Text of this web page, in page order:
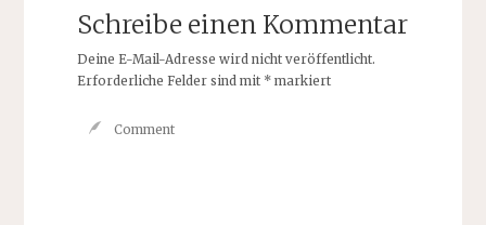
Schreibe einen Kommentar
Deine E-Mail-Adresse wird nicht veröffentlicht.
Erforderliche Felder sind mit *markiert